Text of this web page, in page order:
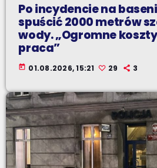
Po incydencie na
spuścić 2000 metrów
wody. „Ogromne
praca”
today 01.08.2026, 15:21 29 3